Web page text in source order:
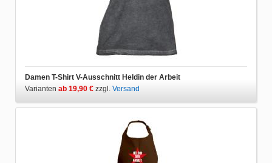
Damen T-Shirt V-Ausschnitt Heldin der Arbeit
Varianten ab 19,90 € zzgl. Versand